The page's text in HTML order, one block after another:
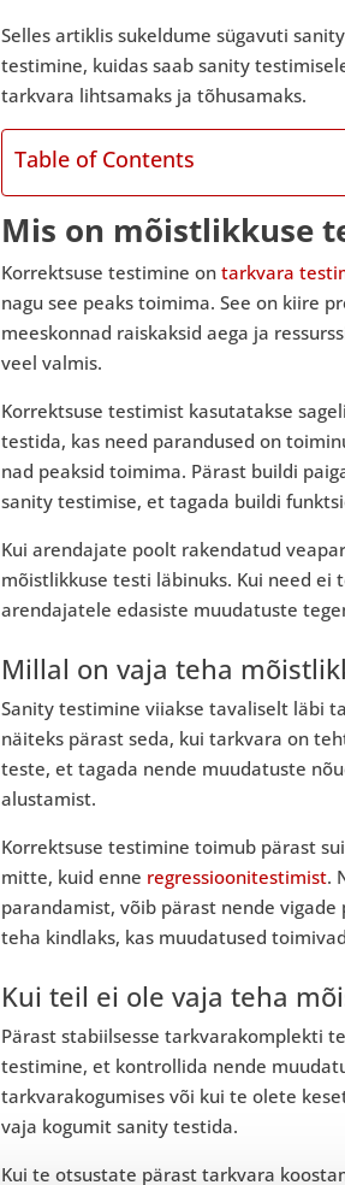
Selles artiklis sukeldume sügavuti
testimine, kuidas saab sanity
tarkvara lihtsamaks ja tõhusamaks.
Table of Contents
Mis on mõistlikkuse
Korrektsuse testimine ontarkvara
nagu see peaks toimima. See on kiire
meeskonnad raiskaksid aega ja
veel valmis.
Korrektsuse testimist kasutatakse
testida, kas need parandused on
nad peaksid toimima. Pärast buildi
sanity testimise, et tagada buildi
Kui arendajate poolt rakendatud
mõistlikkuse testi läbinuks. Kui need ei
arendajatele edasiste muudatuste
Millal on vaja teha
Sanity testimine viiakse tavaliselt läbi
näiteks pärast seda, kui tarkvara on
teste, et tagada nende muudatuste
alustamist.
Korrektsuse testimine toimub pärast
mitte, kuid enne regressioonitestimist.
parandamist, võib pärast nende
teha kindlaks, kas muudatused
Kui teil ei ole vaja teha
Pärast stabiilsesse tarkvarakomplekti
testimine, et kontrollida nende
tarkvarakogumises või kui te olete
vaja kogumit sanity testida.
Kui te otsustate pärast tarkvara